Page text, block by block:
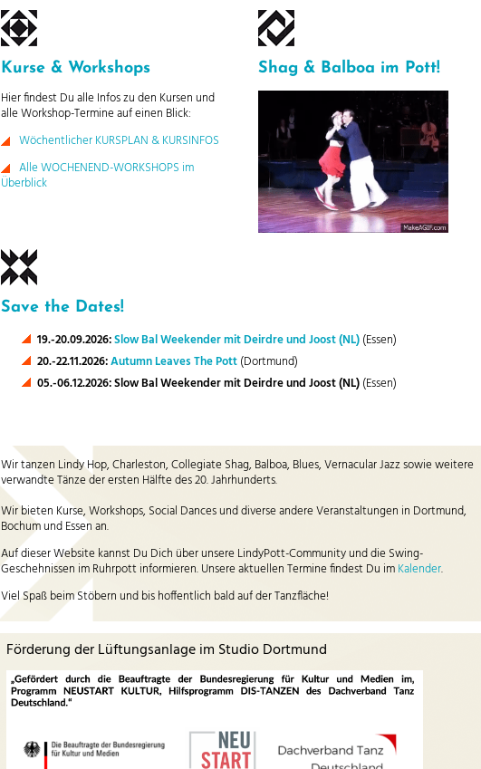
Kurse & Workshops
Hier findest Du alle Infos zu den Kursen und
alle Workshop-Termine auf einen Blick:
Wöchentlicher KURSPLAN & KURSINFOS
Alle WOCHENEND-WORKSHOPS im
Überblick
Shag & Balboa im Pott!
Save the Dates!
19.-20.09.2026:Slow Bal Weekender mit Deirdre und Joost (NL)(Essen)
20.-22.11.2026:Autumn Leaves The Pott(Dortmund)
05.-06.12.2026: Slow Bal Weekender mit Deirdre und Joost (NL)(Essen)
Wir tanzen Lindy Hop, Charleston, Collegiate Shag, Balboa, Blues, Vernacular Jazz sowie weitere
verwandte Tänze der ersten Hälfte des 20. Jahrhunderts.
Wir bieten Kurse, Workshops, Social Dances und diverse andere Veranstaltungen in Dortmund,
Bochum und Essen an.
Auf dieser Website kannst Du Dich über unsere LindyPott-Community und die Swing-
Geschehnissen im Ruhrpott informieren. Unsere aktuellen Termine findest Du imKalender.
Viel Spaß beim Stöbern und bis hoffentlich bald auf der Tanzfläche!
Förderung der Lüftungsanlage im Studio Dortmund